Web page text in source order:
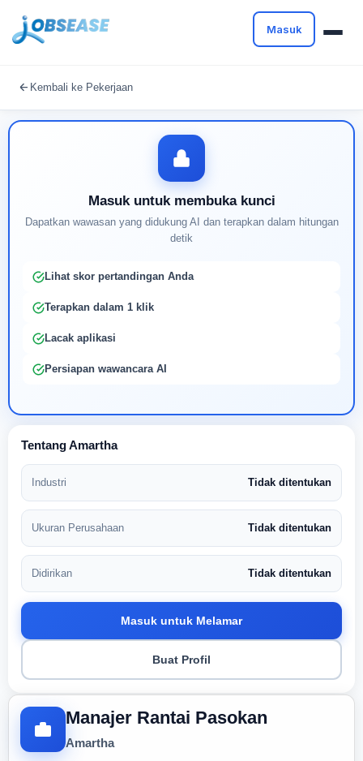
Masuk
Kembali ke Pekerjaan
Manajer Rantai Pasokan
Amartha
Masuk untuk membuka kunci
Dapatkan wawasan yang didukung AI dan terapkan dalam hitungan
detik
Lihat skor pertandingan Anda
Terapkan dalam 1 klik
Lacak aplikasi
Persiapan wawancara AI
Tentang Amartha
Industri Tidak ditentukan
Ukuran Perusahaan Tidak ditentukan
Didirikan Tidak ditentukan
Masuk untuk Melamar
Buat Profil
Buat profil Anda untuk membuka kunci pencocokan